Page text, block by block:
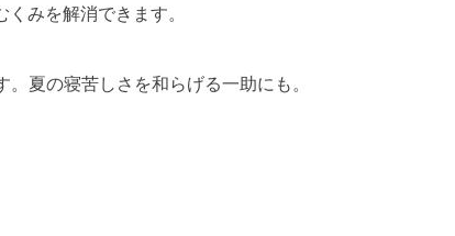
みを解消できます。
夏の寝苦しさを和らげる一助にも。